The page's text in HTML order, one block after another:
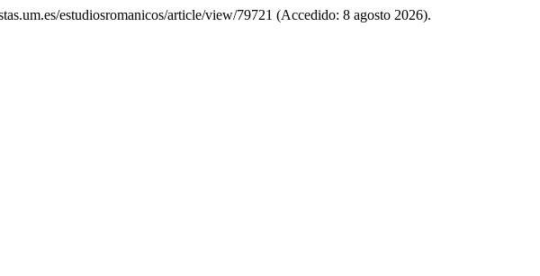
estudiosromanicos/article/view/79721 (Accedido: 8 agosto 2026).